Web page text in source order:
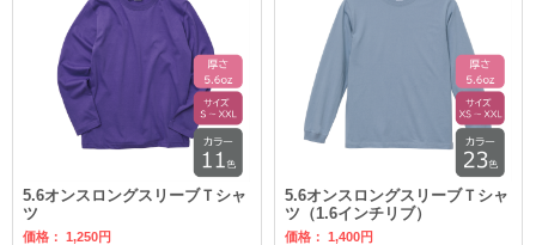
5.6オンスロングスリーブＴシャ
ツ
価格： 1,250円
5.6オンスロングスリーブＴシャ
ツ（1.6インチリブ）
価格： 1,400円